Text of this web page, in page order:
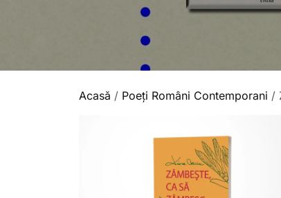
Acasă / Poeți Români Contemporani /